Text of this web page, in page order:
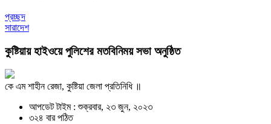
প্রচ্ছদ
সারাদেশ
কুষ্টিয়ায় হাইওয়ে পুলিশের মতবিনিময় সভা অনুষ্ঠিত
কে এম শাহীন রেজা, কুষ্টিয়া জেলা প্রতিনিধি ॥
আপডেট টাইম : শুক্রবার, ২৩ জুন, ২০২৩
৩২৪ বার পঠিত